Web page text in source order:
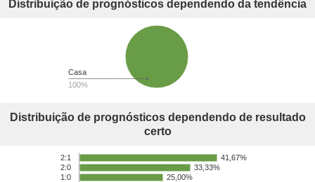
Distribuição de prognósticos dependendo da tendência
Casa
100%
Distribuição de prognósticos dependendo de resultado
certo
2:1
2:0
1:0
41,67%
33,33%
25,00%